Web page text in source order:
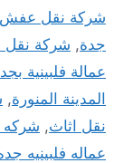
شركة نقل عفش
جدة, شركة
عمالة فلبينية
المدينة المنورة,
نقل اثاث,
عماله فلبينيه